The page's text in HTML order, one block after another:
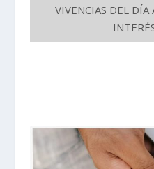
VIVENCIAS DEL DÍA